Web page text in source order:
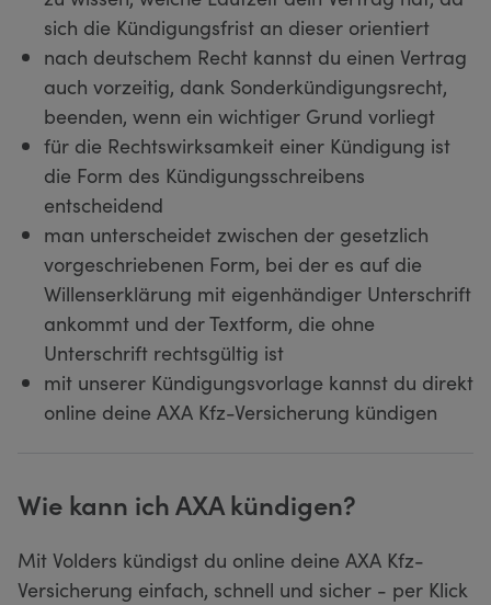
sich die Kündigungsfrist an dieser orientiert
nach deutschem Recht kannst du einen Vertrag
auch vorzeitig, dank Sonderkündigungsrecht,
beenden, wenn ein wichtiger Grund vorliegt
für die Rechtswirksamkeit einer Kündigung ist
die Form des Kündigungsschreibens
entscheidend
man unterscheidet zwischen der gesetzlich
vorgeschriebenen Form, bei der es auf die
Willenserklärung mit eigenhändiger Unterschrift
ankommt und der Textform, die ohne
Unterschrift rechtsgültig ist
mit unserer Kündigungsvorlage kannst du direkt
online deine AXA Kfz-Versicherung kündigen
Wie kann ich AXA kündigen?
Mit Volders kündigst du online deine AXA Kfz-
Versicherung einfach, schnell und sicher - per Klick